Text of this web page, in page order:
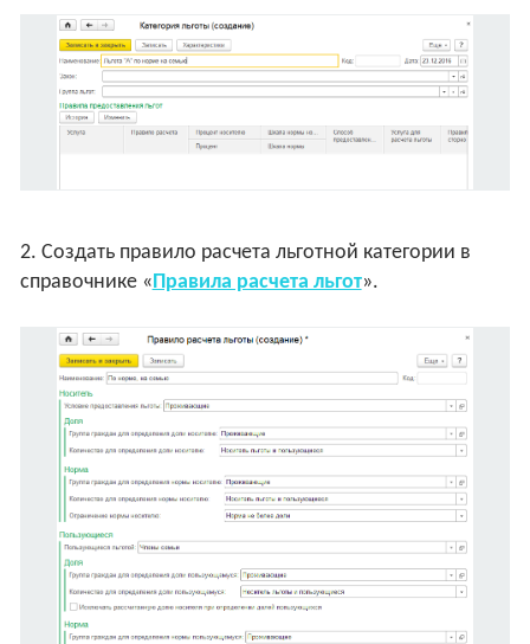
2. Создать правило расчета льготной категории в
справочнике « Правила расчета льгот».